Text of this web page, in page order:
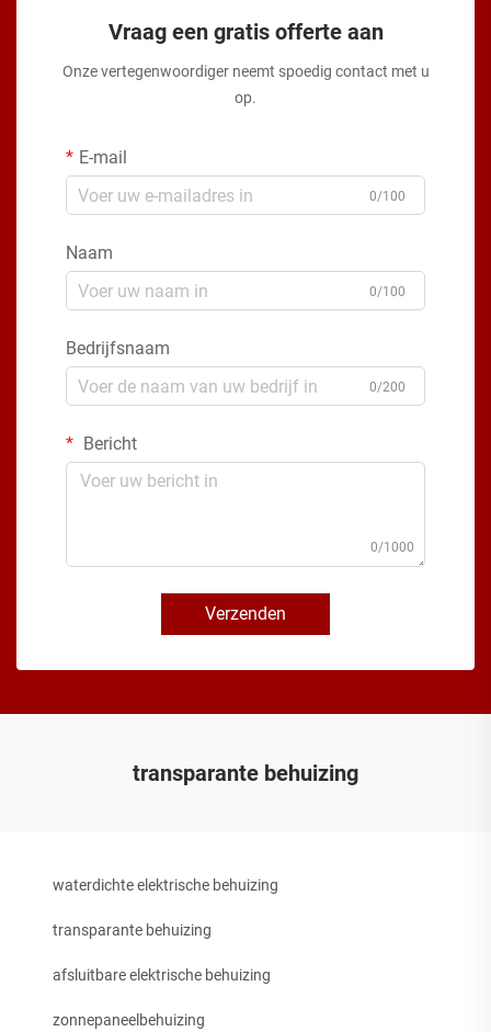
Vraag een gratis offerte aan
Onze vertegenwoordiger neemt spoedig contact met u
op.
E-mail
0/100
Naam
0/100
Bedrijfsnaam
0/200
Bericht
0/1000
Verzenden
transparante behuizing
waterdichte elektrische behuizing
transparante behuizing
afsluitbare elektrische behuizing
zonnepaneelbehuizing